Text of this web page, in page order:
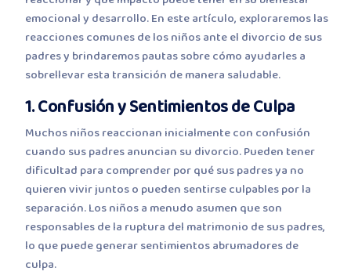
emocional y desarrollo. En este artículo, exploraremos las
reacciones comunes de los niños ante el divorcio de sus
padres y brindaremos pautas sobre cómo ayudarles a
sobrellevar esta transición de manera saludable.
1. Confusión y Sentimientos de Culpa
Muchos niños reaccionan inicialmente con confusión
cuando sus padres anuncian su divorcio. Pueden tener
dificultad para comprender por qué sus padres ya no
quieren vivir juntos o pueden sentirse culpables por la
separación. Los niños a menudo asumen que son
responsables de la ruptura del matrimonio de sus padres,
lo que puede generar sentimientos abrumadores de
culpa.